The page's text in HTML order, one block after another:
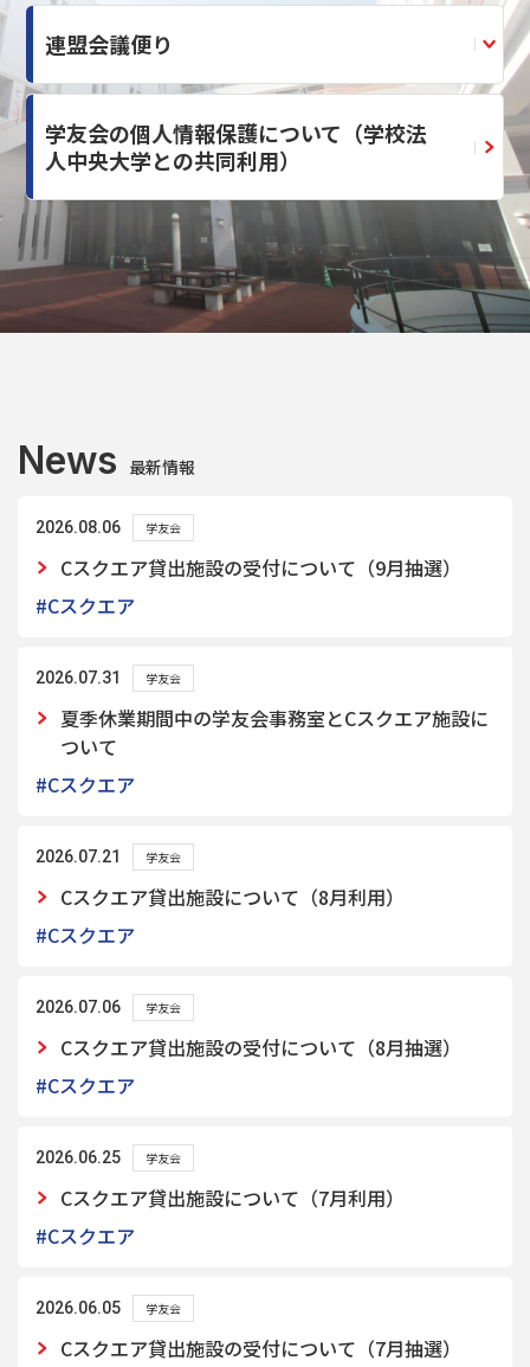
連盟会議便り
学友会の個人情報保護について（学校法
人中央大学との共同利用）
News 最新情報
2026.08.06 学友会
Cスクエア貸出施設の受付について（9月抽選）
#Cスクエア
2026.07.31 学友会
夏季休業期間中の学友会事務室とCスクエア施設に
ついて
#Cスクエア
2026.07.21 学友会
Cスクエア貸出施設について（8月利用）
#Cスクエア
2026.07.06 学友会
Cスクエア貸出施設の受付について（8月抽選）
#Cスクエア
2026.06.25 学友会
Cスクエア貸出施設について（7月利用）
#Cスクエア
2026.06.05 学友会
Cスクエア貸出施設の受付について（7月抽選）